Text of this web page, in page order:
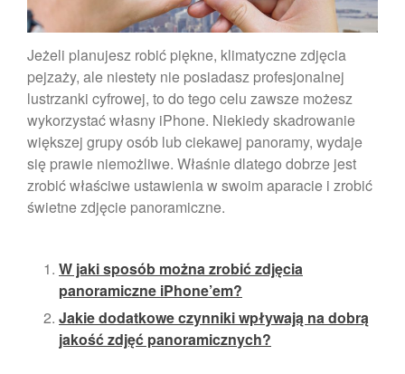
Zdjęcie do dowodu osobistego
gdzie najlepiej zrobić!
Zdjęcie psa
Tworzenie portretów
smartfonem
Dlaczego warto wywołać swoje
zdjęcia?
Jeżeli planujesz robić piękne, klimatyczne zdjęcia
pejzaży, ale niestety nie posiadasz profesjonalnej
lustrzanki cyfrowej, to do tego celu zawsze możesz
wykorzystać własny iPhone. Niekiedy skadrowanie
większej grupy osób lub ciekawej panoramy, wydaje
się prawie niemożliwe. Właśnie dlatego dobrze jest
zrobić właściwe ustawienia w swoim aparacie i zrobić
świetne zdjęcie panoramiczne.
W jaki sposób można zrobić zdjęcia
panoramiczne iPhone’em?
Jakie dodatkowe czynniki wpływają na dobrą
jakość zdjęć panoramicznych?